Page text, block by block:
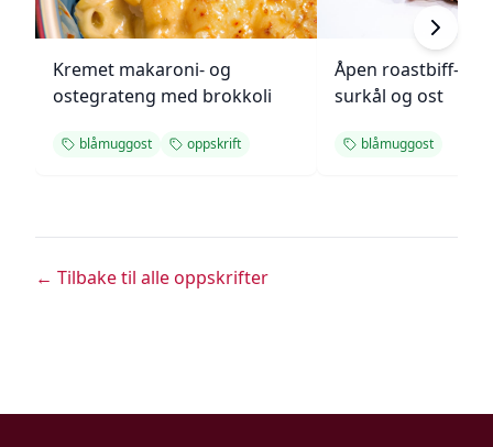
Kremet makaroni- og
ostegrateng med brokkoli
blåmuggost oppskrift
Åpen roastbiff-
surkål og ost
blåmuggost
← Tilbake til alle oppskrifter